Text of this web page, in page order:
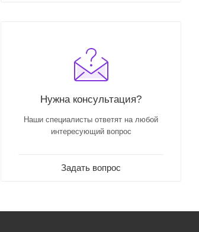
Нужна консультация?
Наши специалисты ответят на любой
интересующий вопрос
Задать вопрос